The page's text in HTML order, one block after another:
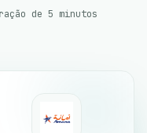
de 5 minutos